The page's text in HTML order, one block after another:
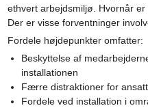
ethvert arbejdsmiljø. Hvornår
Der er visse forventninger
Fordele højdepunkter omfatter:
Beskyttelse af
installationen
Færre distraktioner for
Fordele ved installation i